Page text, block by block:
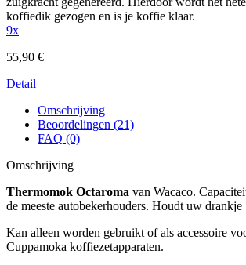
koffiedik gezogen en is je koffie klaar.
9x
55,90 €
Detail
Omschrijving
Beoordelingen (21)
FAQ (0)
Omschrijving
Thermomok Octaroma van Wacaco.
de meeste autobekerhouders. Houdt uw
Kan alleen worden gebruikt of als accessoire
Cuppamoka koffiezetapparaten.